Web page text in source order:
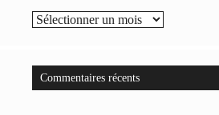
Archives
Commentaires récents